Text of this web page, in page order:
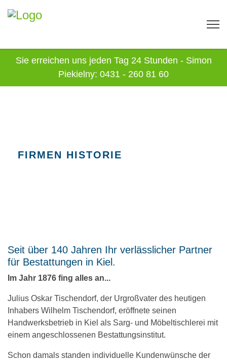
Sie erreichen uns jeden Tag 24 Stunden - Simon
Piekielny: 0431 - 260 81 60
FIRMEN HISTORIE
Seit über 140 Jahren Ihr verlässlicher Partner
für Bestattungen in Kiel.
Im Jahr 1876 fing alles an...
Julius Oskar Tischendorf, der Urgroßvater des heutigen
Inhabers Wilhelm Tischendorf, eröffnete seinen
Handwerksbetrieb in Kiel als Sarg- und Möbeltischlerei mit
einem angeschlossenen Bestattungsinstitut.
Schon damals standen individuelle Kundenwünsche der